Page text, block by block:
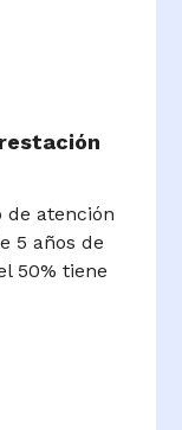
de atención
5 años de
50% tiene